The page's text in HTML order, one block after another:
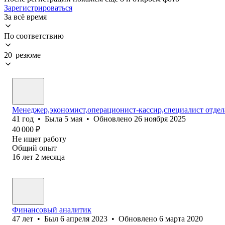
Зарегистрироваться
За всё время
По соответствию
20 резюме
Менеджер,экономист,операционист-кассир,специалист
41 год • Была 5 мая • Обновлено 26 ноября 2025
40 000 ₽
Не ищет работу
Общий опыт
16 лет 2 месяца
Финансовый аналитик
47 лет • Был 6 апреля 2023 • Обновлено 6 марта 2020